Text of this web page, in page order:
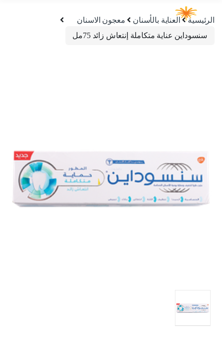
الرئيسية العناية بالأسنان
معجون الاسنان
سنسوداين عناية متكاملة إنتعاش زائد 75مل